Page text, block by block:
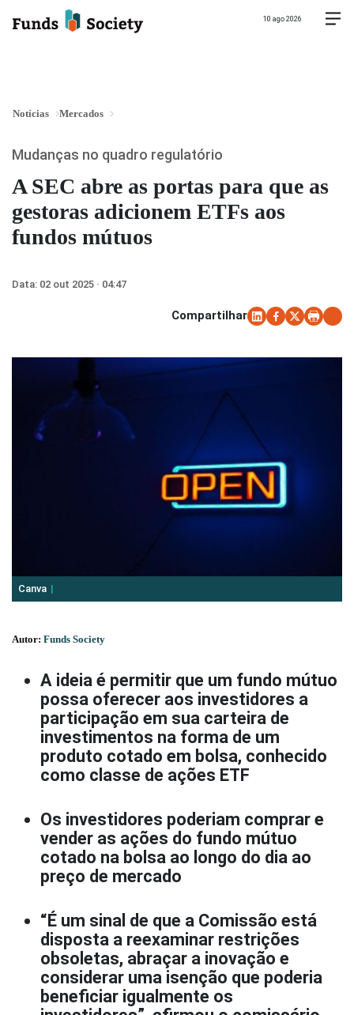
10 ago 2026
Notícias Mercados
A SEC abre as portas para que as
gestoras adicionem ETFs aos
fundos mútuos
Mudanças no quadro regulatório
Data: 02 out 2025 · 04:47
Compartilhar
Canva
Autor: Funds Society
A ideia é permitir que um fundo mútuo
possa oferecer aos investidores a
participação em sua carteira de
investimentos na forma de um
produto cotado em bolsa, conhecido
como classe de ações ETF
Os investidores poderiam comprar e
vender as ações do fundo mútuo
cotado na bolsa ao longo do dia ao
preço de mercado
“É um sinal de que a Comissão está
disposta a reexaminar restrições
obsoletas, abraçar a inovação e
considerar uma isenção que poderia
beneficiar igualmente os